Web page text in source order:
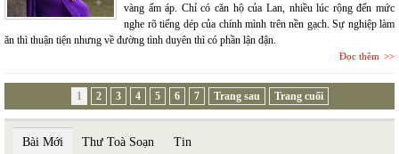
vàng ấm áp. Chỉ có căn hộ của Lan, nhiều lúc rộng đến mức
nghe rõ tiếng dép của chính mình trên nền gạch. Sự nghiệp làm
ăn thì thuận tiện nhưng về đường tình duyên thì có phần lận đận.
Đọc thêm
1 2 3 4 5 6 7 Trang sau Trang cuối
Bài Mới Thư Toà Soạn Tin